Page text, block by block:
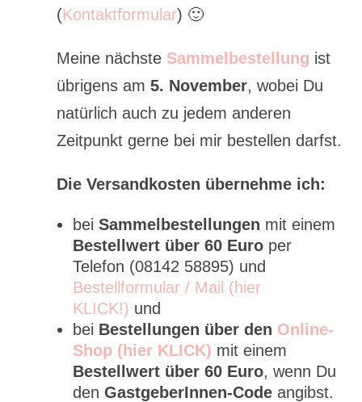
(Kontaktformular) 🙂
Meine nächste Sammelbestellung ist
übrigens am 5. November, wobei Du
natürlich auch zu jedem anderen
Zeitpunkt gerne bei mir bestellen darfst.
Die Versandkosten übernehme ich:
bei Sammelbestellungen mit einem
Bestellwert über 60 Euro per
Telefon (08142 58895) und
Bestellformular / Mail (hier
KLICK!) und
bei Bestellungen über den Online-
Shop (hier KLICK) mit einem
Bestellwert über 60 Euro, wenn Du
den GastgeberInnen-Code angibst.